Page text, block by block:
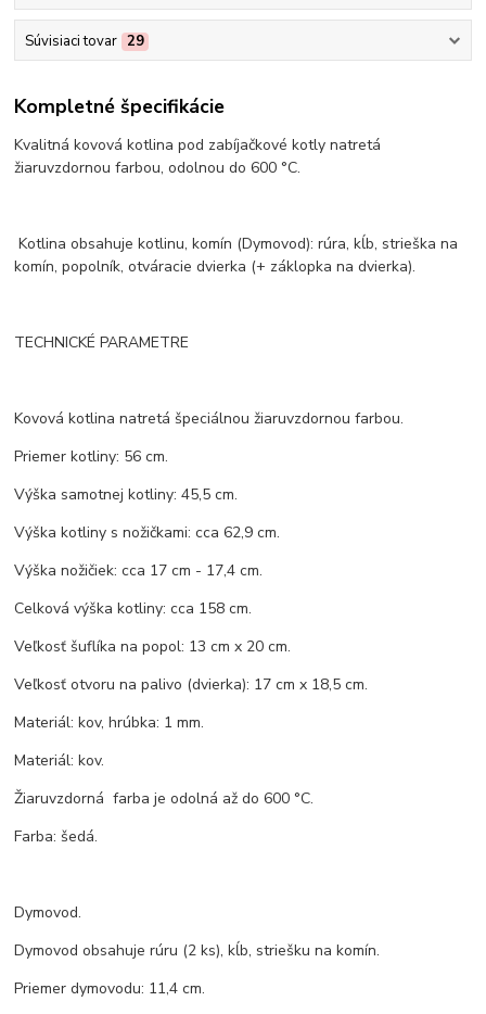
Súvisiaci tovar 29
Kompletné špecifikácie
Kvalitná kovová kotlina pod zabíjačkové kotly natretá
žiaruvzdornou farbou, odolnou do 600 °C.
Kotlina obsahuje kotlinu, komín (Dymovod): rúra, kĺb, strieška na
komín, popolník, otváracie dvierka (+ záklopka na dvierka).
TECHNICKÉ PARAMETRE
Kovová kotlina natretá špeciálnou žiaruvzdornou farbou.
Priemer kotliny: 56 cm.
Výška samotnej kotliny: 45,5 cm.
Výška kotliny s nožičkami: cca 62,9 cm.
Výška nožičiek: cca 17 cm - 17,4 cm.
Celková výška kotliny: cca 158 cm.
Veľkosť šuflíka na popol: 13 cm x 20 cm.
Veľkosť otvoru na palivo (dvierka): 17 cm x 18,5 cm.
Materiál: kov, hrúbka: 1 mm.
Materiál: kov.
Žiaruvzdorná farba je odolná až do 600 °C.
Farba: šedá.
Dymovod.
Dymovod obsahuje rúru (2 ks), kĺb, striešku na komín.
Priemer dymovodu: 11,4 cm.